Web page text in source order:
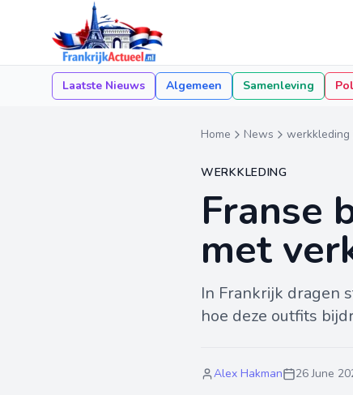
Laatste Nieuws Algemeen Samenleving
Home News werkkleding
WERKKLEDING
Franse
met
In Frankrijk dragen
hoe deze outfits
Alex Hakman 26 June